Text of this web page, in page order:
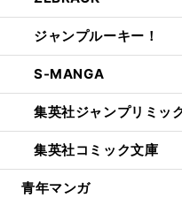
ジャンプルーキー！
S-MANGA
集英社ジャンプリミッ
集英社コミック文庫
青年マンガ